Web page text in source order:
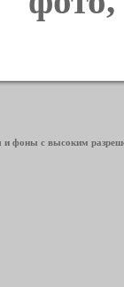
фоны с высоким